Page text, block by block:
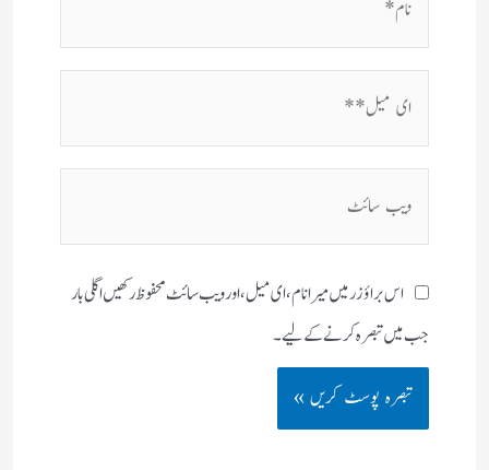
اس براؤزر میں میرا نام، ای میل، اور ویب سائٹ محفوظ رکھیں اگلی بار
جب میں تبصرہ کرنے کےلیے۔